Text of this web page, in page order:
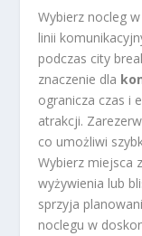
Wybierz nocleg
linii
podczas city
znaczenie dla
ogranicza czas i
atrakcji.
co umożliwi
Wybierz miejsca
wyżywienia lub
sprzyja
noclegu w